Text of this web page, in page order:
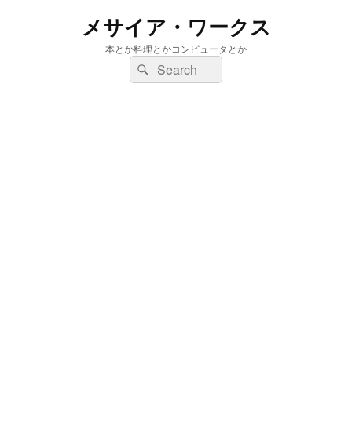
メサイア・ワークス
本とか料理とかコンピュータとか
検
索:
検
索